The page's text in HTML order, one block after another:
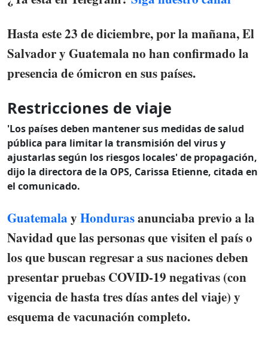
Hasta este 23 de diciembre, por la mañana,El
Salvador y Guatemala no han confirmado la
presencia de ómicron en sus países.
Restricciones de viaje
'Los países deben mantener sus medidas de salud
pública para limitar la transmisión del virus y
ajustarlas según los riesgos locales' de propagación,
dijo la directora de la OPS, Carissa Etienne, citada en
el comunicado.
Guatemala y Hondurasanunciaba previo a la
Navidad que las personas que visiten el país o
los que buscan regresar a sus naciones deben
presentar pruebas COVID-19 negativas (con
vigencia de hasta tres días antes del viaje) y
esquema de vacunación completo.